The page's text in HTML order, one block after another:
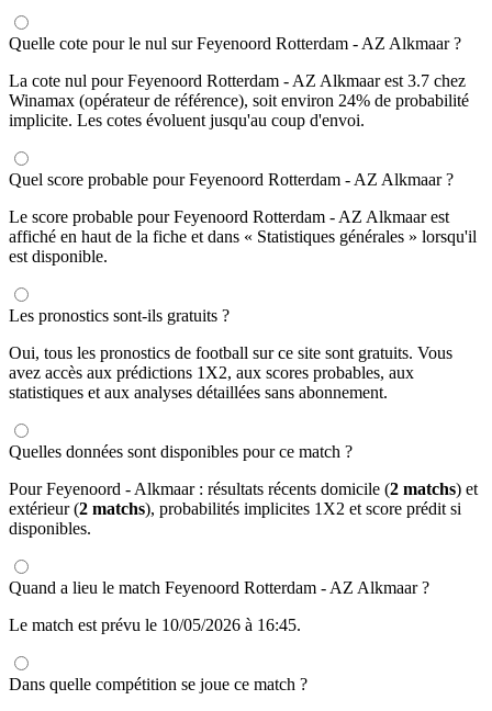
Quelle cote pour le nul sur Feyenoord Rotterdam - AZ Alkmaar ?
La cote nul pour Feyenoord Rotterdam - AZ Alkmaar est 3.7 chez
Winamax (opérateur de référence), soit environ 24% de probabilité
implicite. Les cotes évoluent jusqu'au coup d'envoi.
Quel score probable pour Feyenoord Rotterdam - AZ Alkmaar ?
Le score probable pour Feyenoord Rotterdam - AZ Alkmaar est
affiché en haut de la fiche et dans « Statistiques générales » lorsqu'il
est disponible.
Les pronostics sont-ils gratuits ?
Oui, tous les pronostics de football sur ce site sont gratuits. Vous
avez accès aux prédictions 1X2, aux scores probables, aux
statistiques et aux analyses détaillées sans abonnement.
Quelles données sont disponibles pour ce match ?
Pour Feyenoord - Alkmaar : résultats récents domicile (2 matchs) et
extérieur (2 matchs), probabilités implicites 1X2 et score prédit si
disponibles.
Quand a lieu le match Feyenoord Rotterdam - AZ Alkmaar ?
Le match est prévu le 10/05/2026 à 16:45.
Dans quelle compétition se joue ce match ?